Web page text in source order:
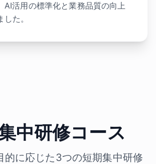
AI活用の標準化と業務品質の向上
た。
中研修コース
的に応じた3つの短期集中研修